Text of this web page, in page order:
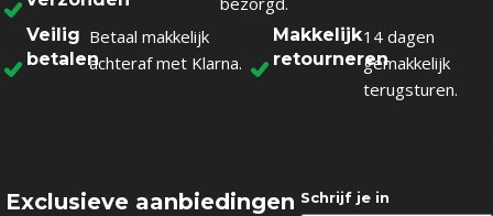
Veilig
betalen
Betaal makkelijk
achteraf met Klarna.
Makkelijk
retourneren
14 dagen
gemakkelijk
terugsturen.
Exclusieve aanbiedingen Schrijf je in